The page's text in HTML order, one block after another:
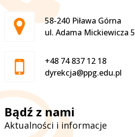
Adres pocztowy:
58-240 Piława Górna
ul. Adama Mickiewicza 5
+48 74 837 12 18
dyrekcja@ppg.edu.pl
Bądź z nami
Aktualności i informacje